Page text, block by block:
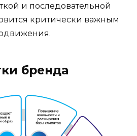
и последовательной
критически важным
бренда